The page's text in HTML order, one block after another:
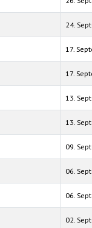
24.
17.
17.
13.
13.
09.
06.
06.
02.